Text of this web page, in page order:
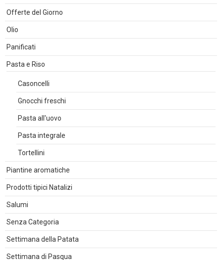
Offerte del Giorno
Olio
Panificati
Pasta e Riso
Casoncelli
Gnocchi freschi
Pasta all'uovo
Pasta integrale
Tortellini
Piantine aromatiche
Prodotti tipici Natalizi
Salumi
Senza Categoria
Settimana della Patata
Settimana di Pasqua